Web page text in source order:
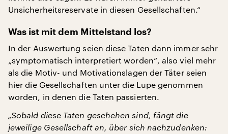
Unsicherheitsreservate in diesen Gesellschaften.“
Was ist mit dem Mittelstand los?
In der Auswertung seien diese Taten dann immer sehr
„symptomatisch interpretiert worden“, also viel mehr
als die Motiv- und Motivationslagen der Täter seien
hier die Gesellschaften unter die Lupe genommen
worden, in denen die Taten passierten.
„Sobald diese Taten geschehen sind, fängt die
jeweilige Gesellschaft an, über sich nachzudenken: